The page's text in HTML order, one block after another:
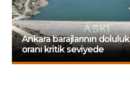
Ankara barajlarının doluluk
oranı kritik seviyede